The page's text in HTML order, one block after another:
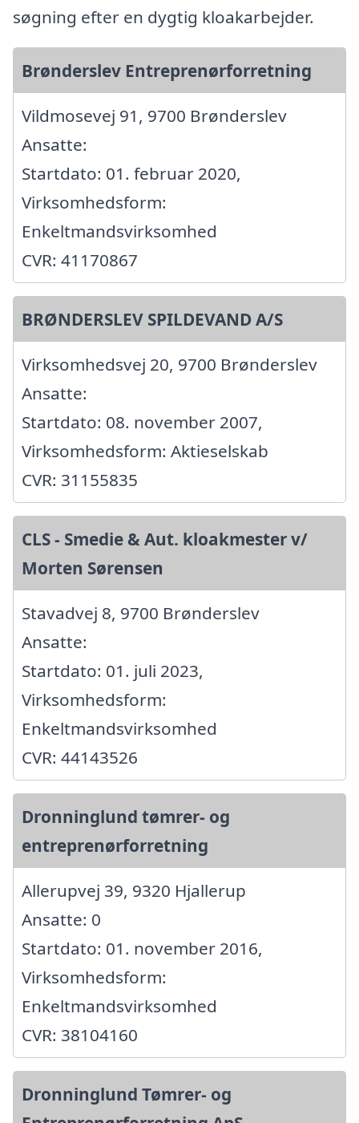
søgning efter en dygtig kloakarbejder.
Brønderslev Entreprenørforretning
Vildmosevej 91, 9700 Brønderslev
Ansatte:
Startdato: 01. februar 2020,
Virksomhedsform:
Enkeltmandsvirksomhed
CVR: 41170867
BRØNDERSLEV SPILDEVAND A/S
Virksomhedsvej 20, 9700 Brønderslev
Ansatte:
Startdato: 08. november 2007,
Virksomhedsform: Aktieselskab
CVR: 31155835
CLS - Smedie & Aut. kloakmester v/
Morten Sørensen
Stavadvej 8, 9700 Brønderslev
Ansatte:
Startdato: 01. juli 2023,
Virksomhedsform:
Enkeltmandsvirksomhed
CVR: 44143526
Dronninglund tømrer- og
entreprenørforretning
Allerupvej 39, 9320 Hjallerup
Ansatte: 0
Startdato: 01. november 2016,
Virksomhedsform:
Enkeltmandsvirksomhed
CVR: 38104160
Dronninglund Tømrer- og